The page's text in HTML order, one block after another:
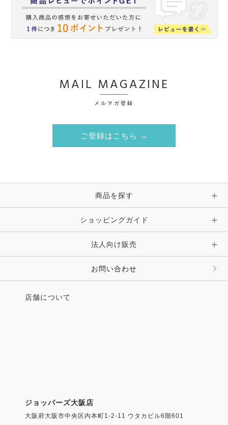
MAIL MAGAZINE
メルマガ登録
ご登録はこちら →
商品を探す
ショッピングガイド
法人向け販売
お問い合わせ
店舗について
ジョッパーズ大阪店
大阪府大阪市中央区内本町1-2-11 ウタカビル6階601